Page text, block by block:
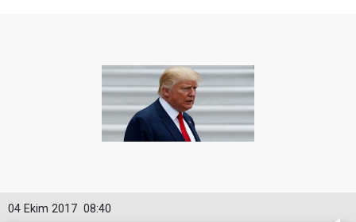
08:40
04 Ekim 2017